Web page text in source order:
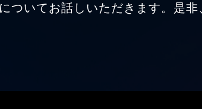
ついてお話しいただきます。是非